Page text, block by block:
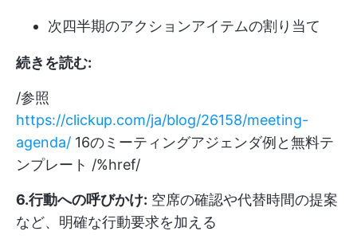
次四半期のアクションアイテムの割り当て
続きを読む:
/参照
https://clickup.com/ja/blog/26158/meeting-
agenda/ 16のミーティングアジェンダ例と無料テ
ンプレート /%href/
6.行動への呼びかけ: 空席の確認や代替時間の提案
など、明確な行動要求を加える